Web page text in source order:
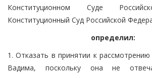
Конституционном Суде
Конституционный Суд Российской
определил:
1. Отказать в принятии к
Вадима, поскольку она не